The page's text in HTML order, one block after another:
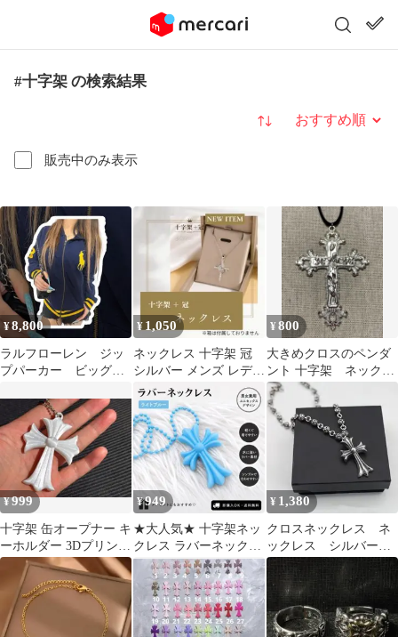
#十字架 の検索結果
販売中のみ表示
並び替え
¥8,800
ラルフローレン ジッ
プパーカー ビッグポ
ル archive
¥ 1,050
ネックレス 十字架 冠
シルバー メンズ レディ
ース クロスネックレス
おしゃれ
¥800
大きめクロスのペンダ
ント 十字架 ネックレ
ス ハンドメイド
no.463
¥999
十字架 缶オープナー キ
ーホルダー 3Dプリント
シルク白
¥949
★大人気★ 十字架ネッ
クレス ラバーネックレ
ス アクセサリー ユニセ
ックス
¥ 1,380
クロスネックレス ネ
ックレス シルバー
十字架 ヴィンテージ
新品未使用